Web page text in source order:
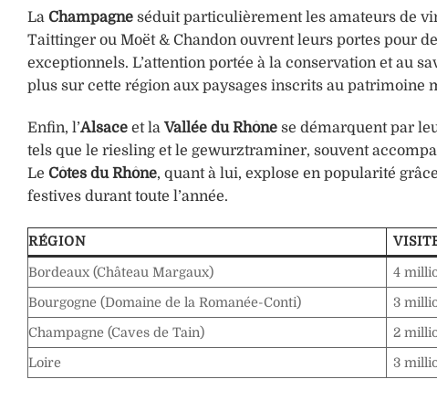
La Champagne séduit particulièrement les amateurs de
Taittinger ou Moët & Chandon ouvrent leurs portes pour
exceptionnels. L’attention portée à la conservation et au
plus sur cette région aux paysages inscrits au patrimoine
Enfin, l’Alsace et laVallée du Rhône se démarquent par
tels que le riesling et le gewurztraminer, souvent
Le Côtes du Rhône, quant à lui, explose en popularité
festives durant toute l’année.
RÉGION
Bordeaux (Château Margaux) 4
Bourgogne (Domaine de la Romanée-Conti) 3
Champagne (Caves de Tain) 2
Loire 3